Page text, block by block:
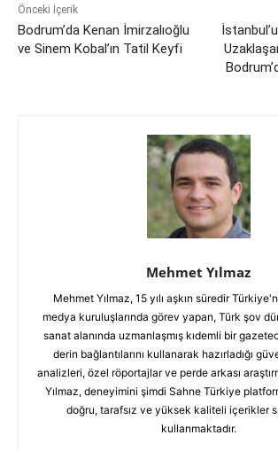
Önceki İçerik
Bodrum’da Kenan İmirzalıoğlu
ve Sinem Kobal’ın Tatil Keyfi
Mehmet Yılmaz
Mehmet Yılmaz, 15 yılı aşkın süredir
medya kuruluşlarında görev yapan, Türk şov
sanat alanında uzmanlaşmış kıdemli bir
derin bağlantılarını kullanarak hazırladığı
analizleri, özel röportajlar ve perde arkası
Yılmaz, deneyimini şimdi Sahne Türkiye
doğru, tarafsız ve yüksek kaliteli içerikler
kullanmaktadır.